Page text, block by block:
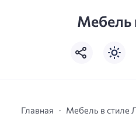
Мебель
Главная Мебель в стиле